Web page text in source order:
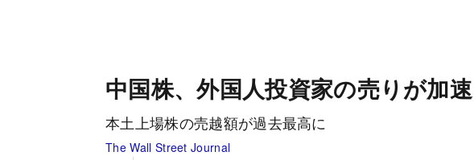
中国株、外国人投資家の売りが加速
本土上場株の売越額が過去最高に
The Wall Street Journal